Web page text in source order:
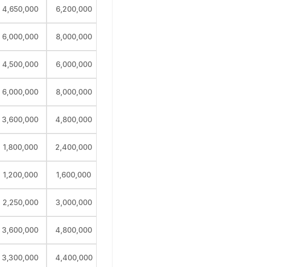
4,650,000 6,200,000
6,000,000 8,000,000
4,500,000 6,000,000
6,000,000 8,000,000
3,600,000 4,800,000
1,800,000 2,400,000
1,200,000 1,600,000
2,250,000 3,000,000
3,600,000 4,800,000
3,300,000 4,400,000